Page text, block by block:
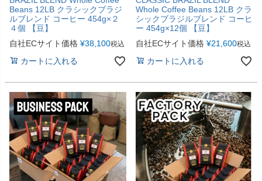
Beans 12LB クラシックブラジ
ルブレンド コーヒー 454g×２
４個 【豆】
自社ECサイト価格 ¥38,100税込
カートに入れる
Whole Coffee Beans 12LB クラ
シックブラジルブレンド コーヒ
ー 454g×12個 【豆】
自社ECサイト価格 ¥21,600税込
カートに入れる